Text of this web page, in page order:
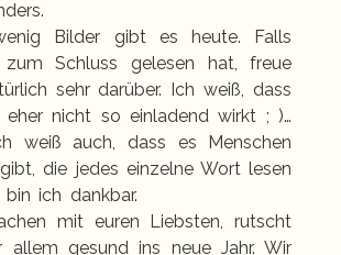
Bilder gibt es heute. Falls
Schluss gelesen hat, freue
sehr darüber. Ich weiß, dass
nicht so einladend wirkt ; )…
weiß auch, dass es Menschen
die jedes einzelne Wort lesen
ich dankbar.
mit euren Liebsten, rutscht
gesund ins neue Jahr. Wir